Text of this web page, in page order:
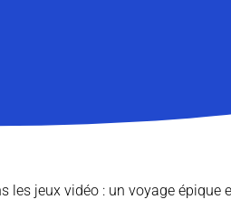
les jeux vidéo : un voyage épique